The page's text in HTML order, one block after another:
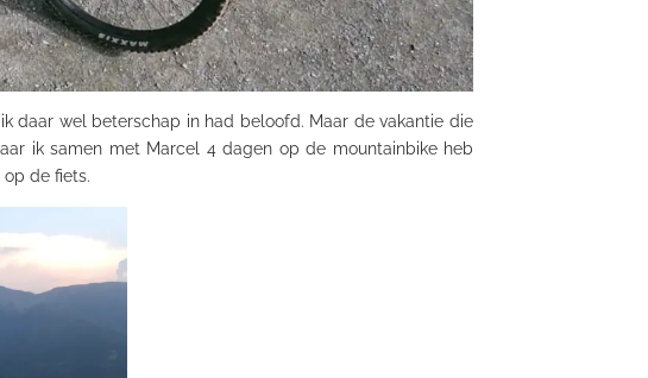
daar wel beterschap in had beloofd. Maar de vakantie die
ik samen met Marcel 4 dagen op de mountainbike heb
de fiets.